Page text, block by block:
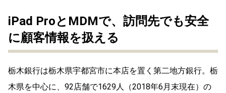
iPad ProとMDMで、訪問先でも安全
に顧客情報を扱える
栃木銀行は栃木県宇都宮市に本店を置く第二地方銀行。栃
木県を中心に、92店舗で1629人（2018年6月末現在）の